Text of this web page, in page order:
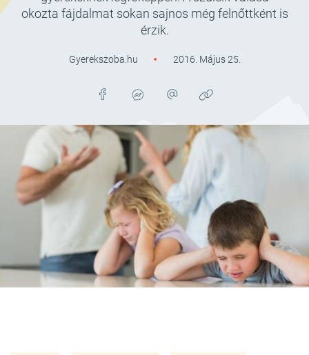
okozta fájdalmat sokan sajnos még felnőttként is
érzik.
Gyerekszoba.hu 2016. Május 25.